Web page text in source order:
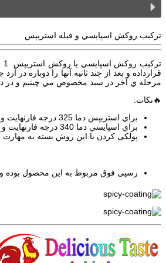
تركيب روكش اسپايسي و فيله استريپس
قرارداده و بعد از چند ثانيه آنها را دوباره
مرحله­ ي آخر در سبد مخصوص مي­ چينيم و در
🔥نکات:
براي استريپس دما 325 درجه فارنهایت و زمان 4 الی 6 دقيقه مي ­باشد .
براي اسپايسي دما 340 درجه فارنهایت و زمان 14 دقيقه مي ­باشد.
پولکی کردن با این روش بسته به مهارت
رسپی فوق مربوط به این محصول بوده و